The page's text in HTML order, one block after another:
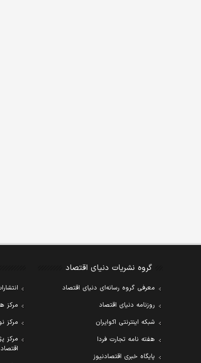
گروه نشریات دنیای اقتصاد
معرفی گروه رسانه‌ای دنیای اقتصاد
روزنامه دنیای اقتصاد
شبکه اینترنتی اکوایران
هفته نامه تجارت فردا
پایگاه خبری اقتصادنیوز
مرکز
مرکز
مرکز
اقتصاد